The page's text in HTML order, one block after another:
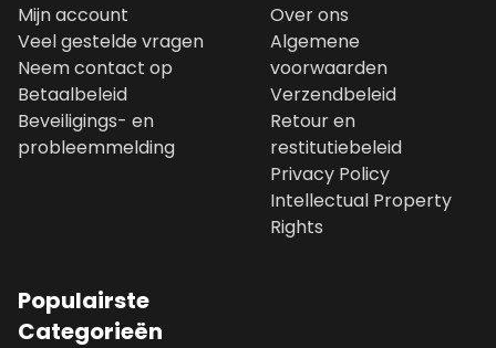
Mijn account
Veel gestelde vragen
Neem contact op
Betaalbeleid
Beveiligings- en
probleemmelding
Over ons
Algemene
voorwaarden
Verzendbeleid
Retour en
restitutiebeleid
Privacy Policy
Intellectual Property
Rights
Populairste
Categorieën